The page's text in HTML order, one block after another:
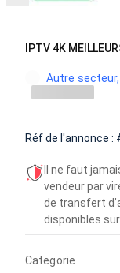
IPTV 4K
Autre
Réf de l'annonce :
Il ne faut
vendeur par
de transfert
disponibles sur
Categorie